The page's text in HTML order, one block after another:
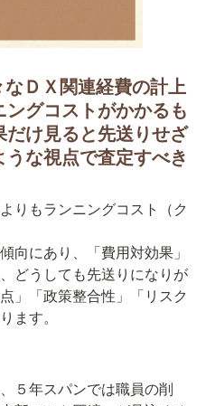
ＤＸ関連経費の計上
グコストがかかるも
け見ると先送りせざ
な視点で査定すべき
りもランニングコスト（ク
向にあり、「費用対効果」
どうしても先送りになりが
」「政策整合性」「リスク
ます。
５年スパンでは職員の削